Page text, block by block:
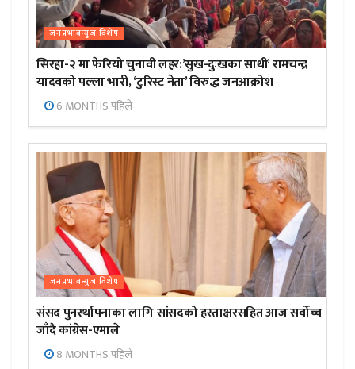
जनप्रभाबन्युज विशेष
सिरहा-२ मा फेरियो चुनावी लहर:’सुख-दुःखका साथी’ रामचन्द्र
यादवको पल्ला भारी, ‘टुरिस्ट नेता’ विरुद्ध जनआक्रोश
6 MONTHS पहिले
जनप्रभाबन्युज विशेष
संसद पुनर्स्थापनाका लागि सांसदको हस्ताक्षरसहित आज सर्वोच्च
जाँदै कांग्रेस-एमाले
8 MONTHS पहिले